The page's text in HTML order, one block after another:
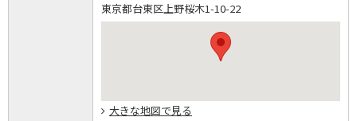
東京都台東区上野桜木1-10-22
大きな地図で見る